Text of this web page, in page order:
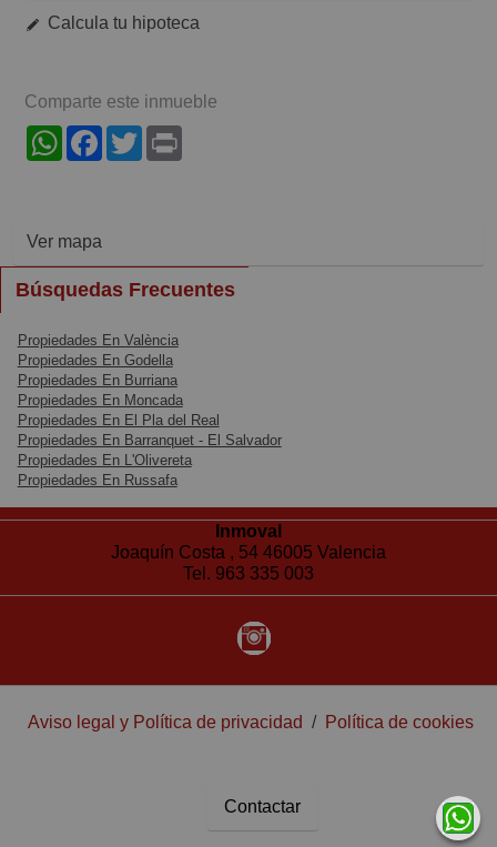
Contactar
Calcula tu hipoteca
Comparte este inmueble
WhatsAppFacebook
Twitter
Ver mapa
Búsquedas Frecuentes
Propiedades En València
Propiedades En Godella
Propiedades En Burriana
Propiedades En Moncada
Propiedades En El Pla del Real
Propiedades En Barranquet - El Salvador
Propiedades En L'Olivereta
Propiedades En Russafa
Inmoval
Joaquín Costa , 54 46005 Valencia
Tel. 963 335 003
Aviso legal y Política de privacidad / Política de cookies